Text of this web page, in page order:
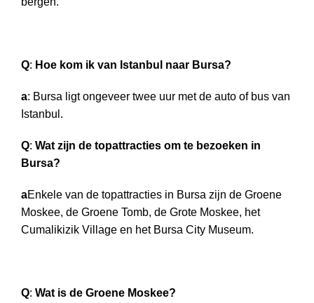
Q: Hoe kom ik van Istanbul naar Bursa?
a: Bursa ligt ongeveer twee uur met de auto of bus van
Istanbul.
Q: Wat zijn de topattracties om te bezoeken in
Bursa?
aEnkele van de topattracties in Bursa zijn de Groene
Moskee, de Groene Tomb, de Grote Moskee, het
Cumalikizik Village en het Bursa City Museum.
Q: Wat is de Groene Moskee?